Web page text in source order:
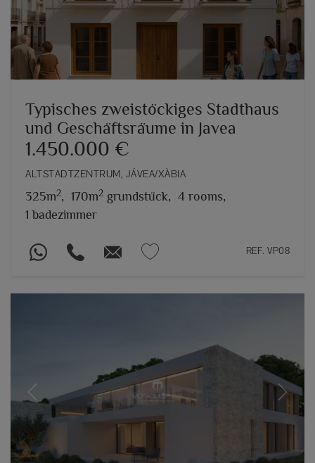
Typisches zweistöckiges Stadthaus
und Geschäftsräume in Javea
1.450.000 €
ALTSTADTZENTRUM, JÁVEA/XÀBIA
325m2, 170m2 grundstück, 4 rooms,
1 badezimmer
REF. VP08
Previous Next